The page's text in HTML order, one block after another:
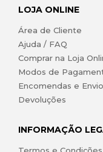
LOJA ONLINE
Área de Cliente
Ajuda / FAQ
Comprar na Loja
Modos de
Encomendas e
Devoluções
INFORMAÇÃO
Termos e Condições